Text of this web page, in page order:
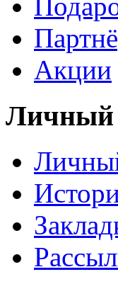
Акции
Личный